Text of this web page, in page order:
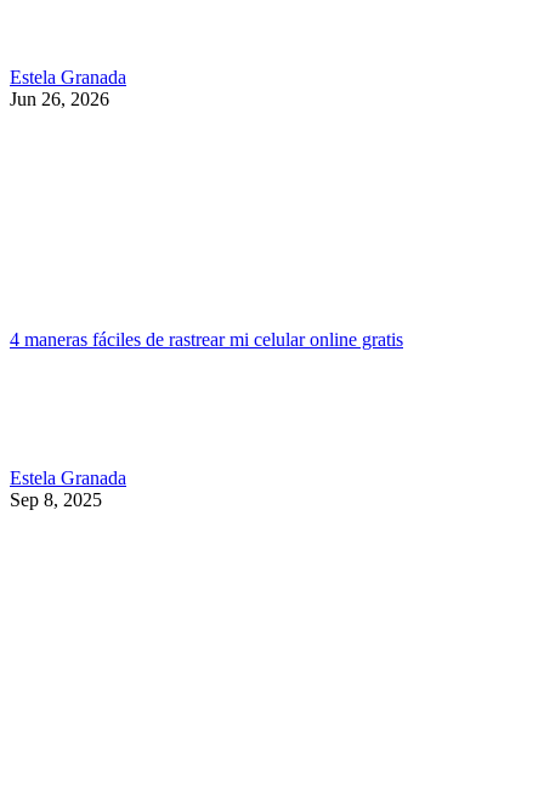
Estela Granada
Jun 26, 2026
4 maneras fáciles de rastrear mi celular online gratis
Estela Granada
Sep 8, 2025